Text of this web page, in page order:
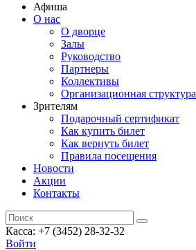
Афиша
О нас
О дворце
Залы
Руководство
Партнеры
Коллективы
Организационная структура
Зрителям
Подарочный сертификат
Как купить билет
Как вернуть билет
Правила посещения
Новости
Акции
Контакты
Касса: +7 (3452) 28-32-32
Войти